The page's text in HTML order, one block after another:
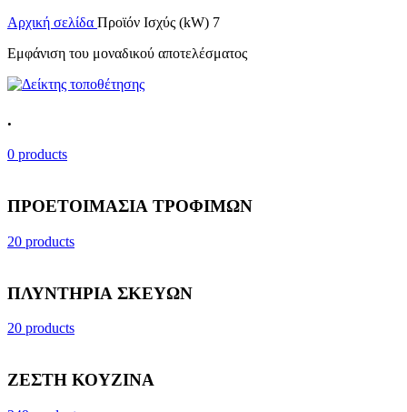
Αρχική σελίδα Προϊόν Ισχύς (kW) 7
Εμφάνιση του μοναδικού αποτελέσματος
.
0 products
ΠΡΟΕΤΟΙΜΑΣΙΑ ΤΡΟΦΙΜΩΝ
20 products
ΠΛΥΝΤΗΡΙΑ ΣΚΕΥΩΝ
20 products
ΖΕΣΤΗ ΚΟΥΖΙΝΑ